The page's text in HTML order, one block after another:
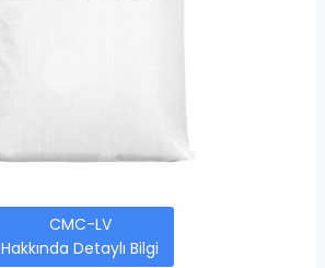
CMC-LV
Hakkında Detaylı Bilgi